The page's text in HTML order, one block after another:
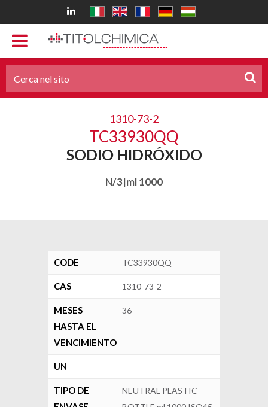
1310-73-2
TC33930QQ
SODIO HIDRÓXIDO
N/3|ml 1000
CODE TC33930QQ
CAS 1310-73-2
MESES
HASTA EL
VENCIMIENTO
36
UN
TIPO DE
NEUTRAL PLASTIC